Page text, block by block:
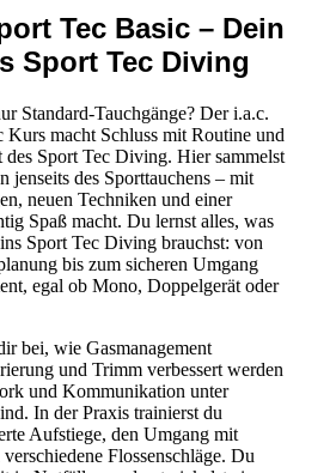
Tec Basic – Dein
Sport Tec Diving
Standard-Tauchgänge? Der i.a.c.
Kurs macht Schluss mit Routine und
Sport Tec Diving. Hier sammelst
jenseits des Sporttauchens – mit
neuen Techniken und einer
Spaß macht. Du lernst alles, was
Sport Tec Diving brauchst: von
bis zum sicheren Umgang
egal ob Mono, Doppelgerät oder
bei, wie Gasmanagement
und Trimm verbessert werden
und Kommunikation unter
In der Praxis trainierst du
Aufstiege, den Umgang mit
Flossenschläge. Du